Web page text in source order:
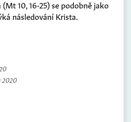
10, 16-25) se podobně jako
následování Krista.
2020